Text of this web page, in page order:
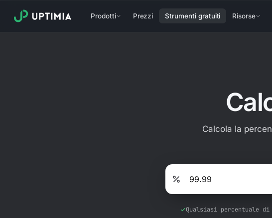
Prodotti Prezzi Strumenti gratuiti Risorse
Calcola la
Qualsiasi percentuale di